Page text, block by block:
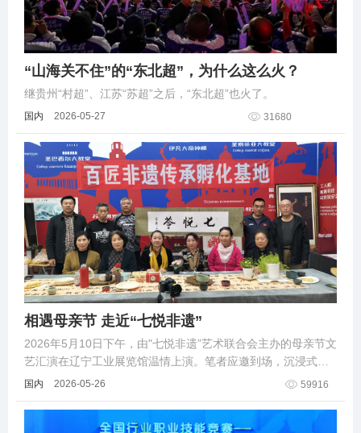
“山海关不住”的“东北超”，为什么这么火？
继贵州“村超”、江苏“苏超”之后，“东北超”也火了。
国内 2026-05-27 31680
相遇母亲节 走近“七悦非遗”
2026年5月10日下午，由"七悦非遗”艺术联合会主办的母亲节文
艺汇演在辽宁工业展览馆温情上演。笔者应邀到场，沉浸式感
受非遗与母爱交织的文化盛裳。
国内 2026-05-26 59916